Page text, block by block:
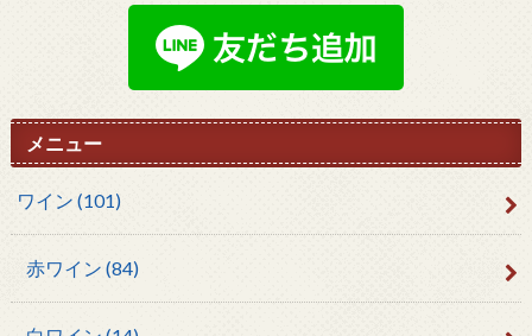
メニュー
ワイン (101)
赤ワイン (84)